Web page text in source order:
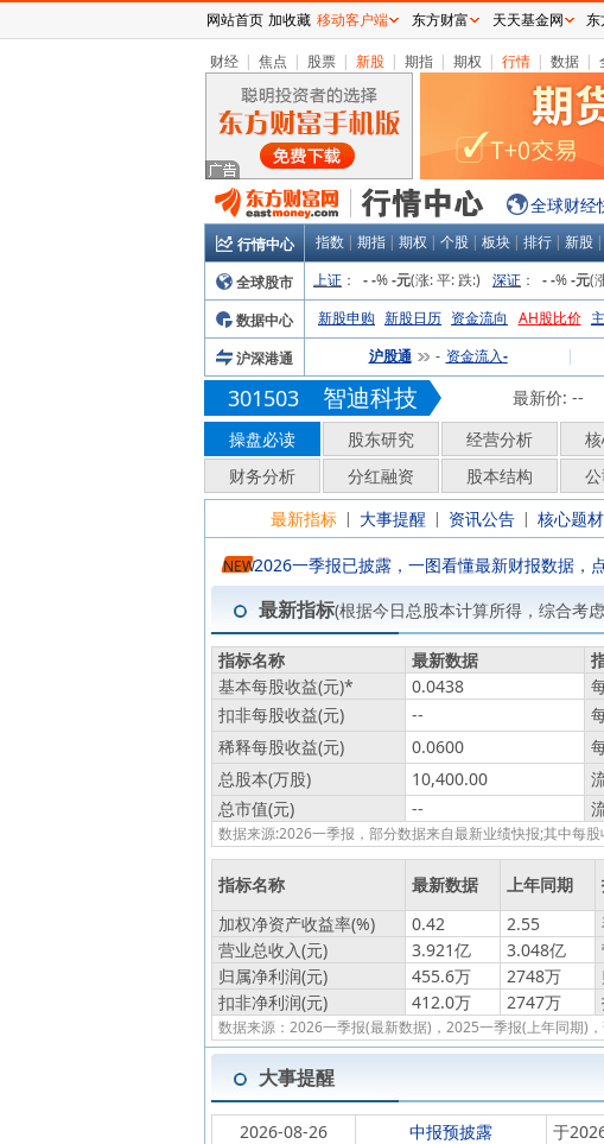
财经 | 焦点 | 股票 | 新股 | 期指 | 期权 | 行情 | 数据 |
全球财经
行情中心 指数 | 期指 | 期权 | 个股 | 板块 | 排行 | 新股 |
全球股市 上证 ： - -% -元(涨:平:跌:) 深证 ： - -% -元(
数据中心
新股申购 新股日历 资金流向 AH股比价
沪深港通
沪股通 - 资金流入- |
301503 智迪科技 最新价: --
操盘必读
股东研究 经营分析
财务分析
分红融资 股本结构
最新指标 | 大事提醒 | 资讯公告 | 核心题材
NEW2026一季报已披露，一图看懂最新财报数据，
最新指标(根据今日总股本计算所得，综合考
指标名称 最新数据
基本每股收益(元)* 0.0438
扣非每股收益(元)
--
稀释每股收益(元)
0.0600
总股本(万股)
10,400.00
总市值(元)
--
数据来源:2026一季报，部分数据来自最新业绩快报;其中每
指标名称 最新数据 上年同期
加权净资产收益率(%)
0.42 2.55
营业总收入(元)
3.921亿 3.048亿
归属净利润(元)
455.6万 2748万
扣非净利润(元)
412.0万 2747万
数据来源：2026一季报(最新数据)，2025一季报(上年同期)
大事提醒
2026-08-26 中报预披露
于
网站首页 加收藏 移动客户端 东方财富 天天基金网 东